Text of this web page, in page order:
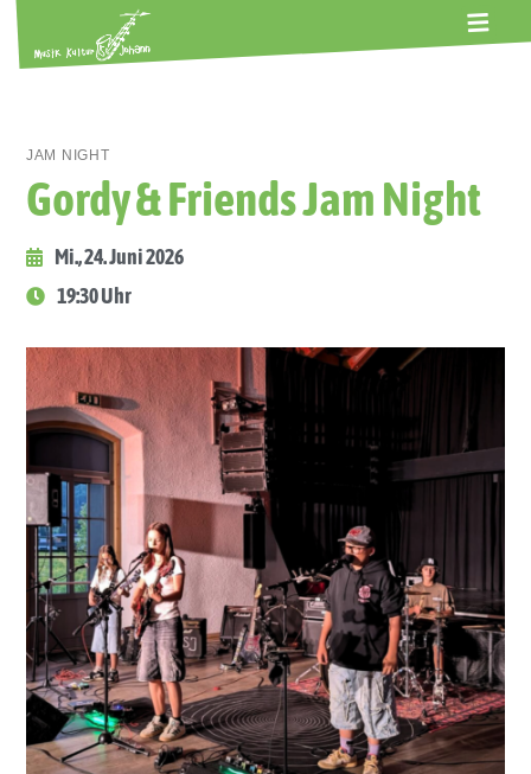
JAM NIGHT
Gordy & Friends Jam Night
Mi., 24. Juni 2026
19:30 Uhr